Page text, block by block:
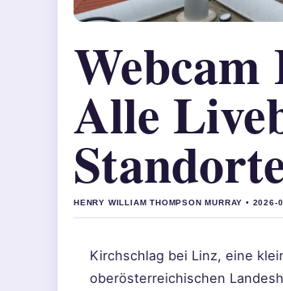
Alle
HENRY WILLIAM THOMPSON MURRAY •
Kirchschlag bei Linz, eine
oberösterreichischen